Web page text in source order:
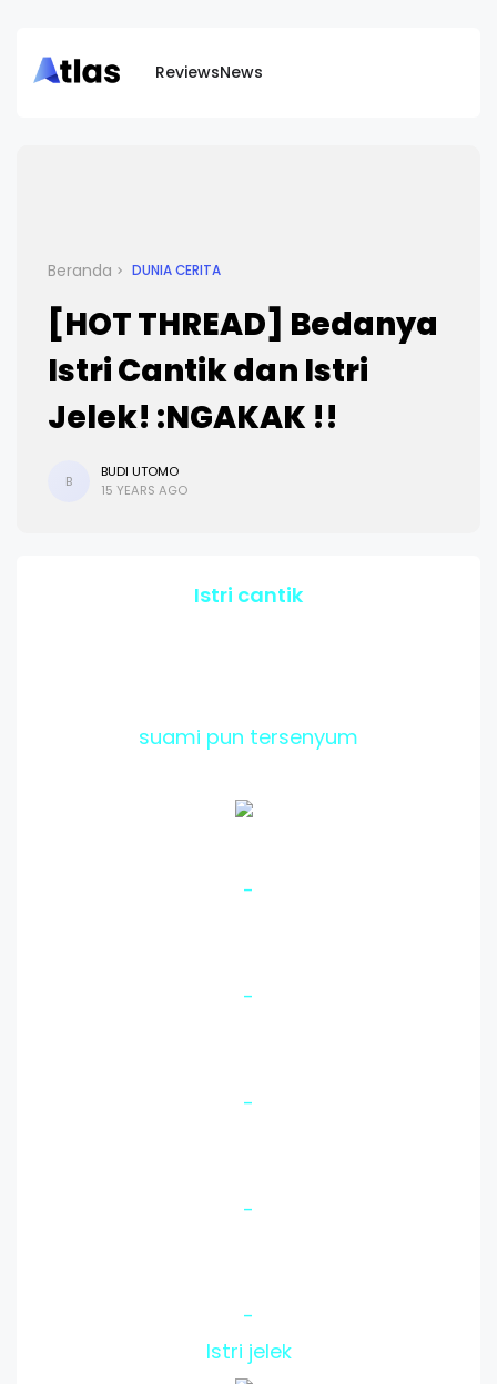
ReviewsNews
Beranda DUNIA CERITA
[HOT THREAD] Bedanya
Istri Cantik dan Istri
Jelek! :NGAKAK !!
B
BUDI UTOMO
15 YEARS AGO
Istri cantik
suami pun tersenyum
-
-
-
-
-
Istri jelek